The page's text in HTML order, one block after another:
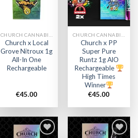
Church x Local
Grove Nitroux 1g
All-In One
Rechargeable
€45.00
Church x PP
Super Pure
Runtz 1g AlO
Rechargeable
High Times
Winner
€45.00